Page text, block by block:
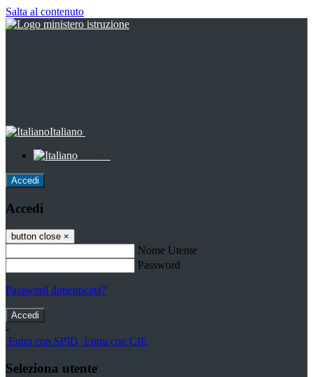
Salta al contenuto
Italiano
Accedi
Accedi
button close ×
Nome Utente
Password
Password dimenticata?
-
Entra con SPID Entra con CIE
Seleziona utente